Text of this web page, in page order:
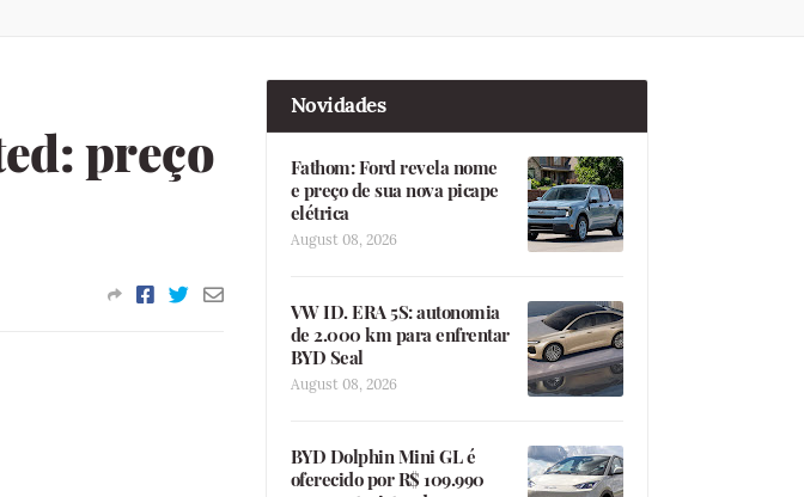
preço
Novidades
Fathom: Ford revela nome
e preço de sua nova picape
elétrica
August 08, 2026
VW ID. ERA 5S: autonomia
de 2.000 km para enfrentar
BYD Seal
August 08, 2026
BYD Dolphin Mini GL é
oferecido por R$ 109.990